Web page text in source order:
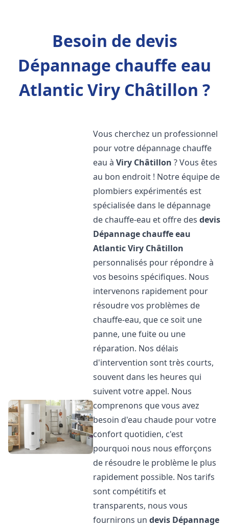
Besoin de devis
Dépannage chauffe eau
Atlantic Viry Châtillon ?
Vous cherchez un professionnel
pour votre dépannage chauffe
eau àViry Châtillon ? Vous êtes
au bon endroit ! Notre équipe de
plombiers expérimentés est
spécialisée dans le dépannage
de chauffe-eau et offre desdevis
Dépannage chauffe eau
AtlanticViry Châtillon
personnalisés pour répondre à
vos besoins spécifiques. Nous
intervenons rapidement pour
résoudre vos problèmes de
chauffe-eau, que ce soit une
panne, une fuite ou une
réparation. Nos délais
d'intervention sont très courts,
souvent dans les heures qui
suivent votre appel. Nous
comprenons que vous avez
besoin d'eau chaude pour votre
confort quotidien, c'est
pourquoi nous nous efforçons
de résoudre le problème le plus
rapidement possible. Nos tarifs
sont compétitifs et
transparents, nous vous
fournirons undevis Dépannage